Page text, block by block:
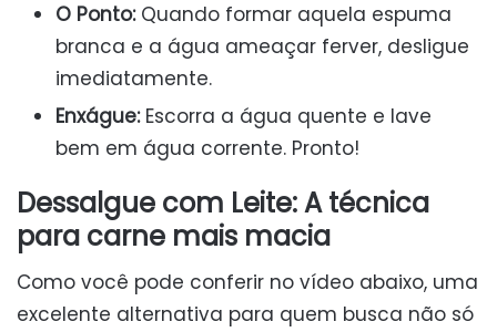
O Ponto:Quando formar aquela espuma
branca e a água ameaçar ferver, desligue
imediatamente.
Enxágue:Escorra a água quente e lave
bem em água corrente. Pronto!
Dessalgue com Leite: A técnica
para carne mais macia
Como você pode conferir no vídeo abaixo, uma
excelente alternativa para quem busca não só